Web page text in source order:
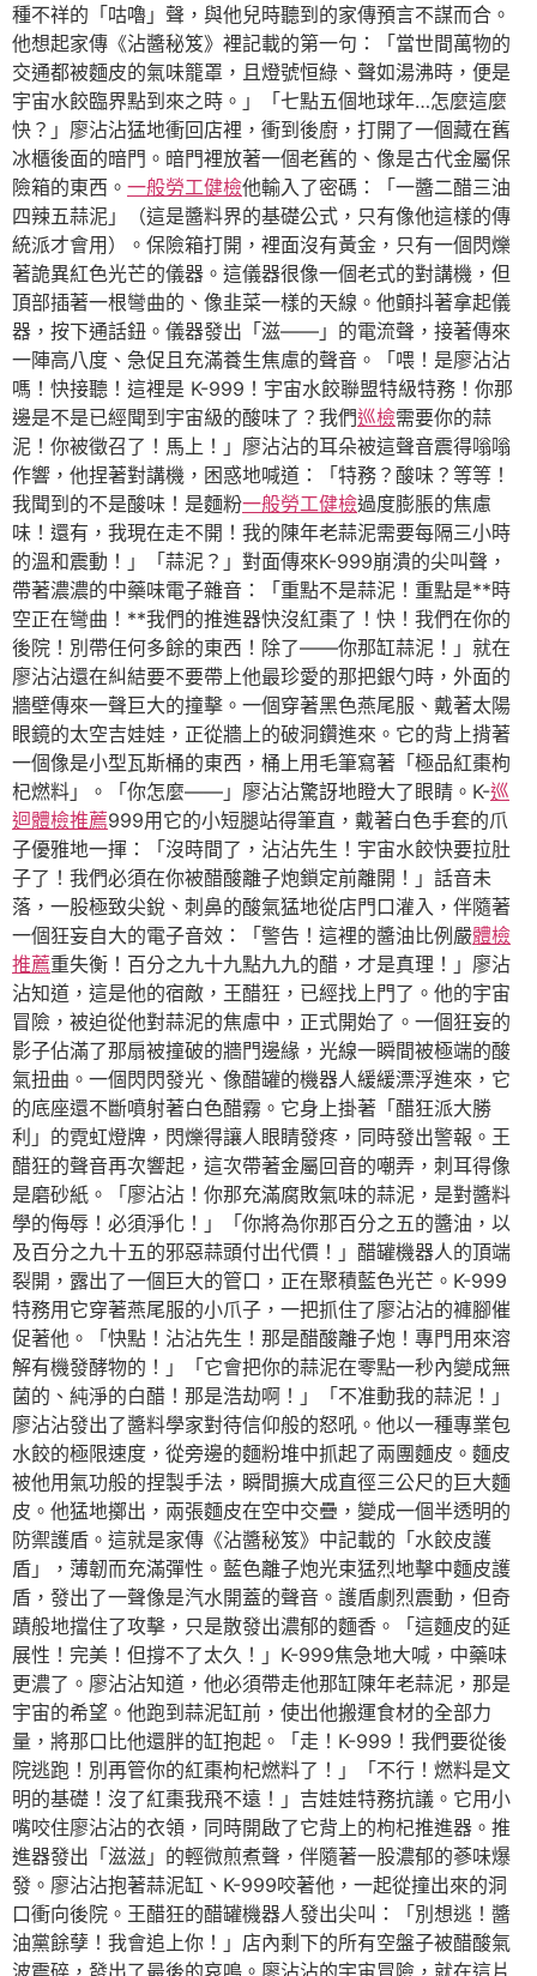
種不祥的「咕嚕」聲，與他兒時聽到的家傳預言不謀而合。
他想起家傳《沾醬秘笈》裡記載的第一句：「當世間萬物的
交通都被麵皮的氣味籠罩，且燈號恒綠、聲如湯沸時，便是
宇宙水餃臨界點到來之時。」「七點五個地球年…怎麼這麼
快？」廖沾沾猛地衝回店裡，衝到後廚，打開了一個藏在舊
冰櫃後面的暗門。暗門裡放著一個老舊的、像是古代金屬保
險箱的東西。 一般勞工健檢他輸入了密碼：「一醬二醋三油
四辣五蒜泥」（這是醬料界的基礎公式，只有像他這樣的傳
統派才會用）。保險箱打開，裡面沒有黃金，只有一個閃爍
著詭異紅色光芒的儀器。這儀器很像一個老式的對講機，但
頂部插著一根彎曲的、像韭菜一樣的天線。他顫抖著拿起儀
器，按下通話鈕。儀器發出「滋——」的電流聲，接著傳來
一陣高八度、急促且充滿養生焦慮的聲音。「喂！是廖沾沾
嗎！快接聽！這裡是 K-999！宇宙水餃聯盟特級特務！你那
邊是不是已經聞到宇宙級的酸味了？我們巡檢需要你的蒜
泥！你被徵召了！馬上！」廖沾沾的耳朵被這聲音震得嗡嗡
作響，他捏著對講機，困惑地喊道：「特務？酸味？等等！
我聞到的不是酸味！是麵粉一般勞工健檢過度膨脹的焦慮
味！還有，我現在走不開！我的陳年老蒜泥需要每隔三小時
的溫和震動！」「蒜泥？」對面傳來K-999崩潰的尖叫聲，
帶著濃濃的中藥味電子雜音：「重點不是蒜泥！重點是**時
空正在彎曲！**我們的推進器快沒紅棗了！快！我們在你的
後院！別帶任何多餘的東西！除了——你那缸蒜泥！」就在
廖沾沾還在糾結要不要帶上他最珍愛的那把銀勺時，外面的
牆壁傳來一聲巨大的撞擊。一個穿著黑色燕尾服、戴著太陽
眼鏡的太空吉娃娃，正從牆上的破洞鑽進來。它的背上揹著
一個像是小型瓦斯桶的東西，桶上用毛筆寫著「極品紅棗枸
杞燃料」。「你怎麼——」廖沾沾驚訝地瞪大了眼睛。K-巡
迴體檢推薦999用它的小短腿站得筆直，戴著白色手套的爪
子優雅地一揮：「沒時間了，沾沾先生！宇宙水餃快要拉肚
子了！我們必須在你被醋酸離子炮鎖定前離開！」話音未
落，一股極致尖銳、刺鼻的酸氣猛地從店門口灌入，伴隨著
一個狂妄自大的電子音效：「警告！這裡的醬油比例嚴體檢
推薦重失衡！百分之九十九點九九的醋，才是真理！」廖沾
沾知道，這是他的宿敵，王醋狂，已經找上門了。他的宇宙
冒險，被迫從他對蒜泥的焦慮中，正式開始了。一個狂妄的
影子佔滿了那扇被撞破的牆門邊緣，光線一瞬間被極端的酸
氣扭曲。一個閃閃發光、像醋罐的機器人緩緩漂浮進來，它
的底座還不斷噴射著白色醋霧。它身上掛著「醋狂派大勝
利」的霓虹燈牌，閃爍得讓人眼睛發疼，同時發出警報。王
醋狂的聲音再次響起，這次帶著金屬回音的嘲弄，刺耳得像
是磨砂紙。「廖沾沾！你那充滿腐敗氣味的蒜泥，是對醬料
學的侮辱！必須淨化！」「你將為你那百分之五的醬油，以
及百分之九十五的邪惡蒜頭付出代價！」醋罐機器人的頂端
裂開，露出了一個巨大的管口，正在聚積藍色光芒。K-999
特務用它穿著燕尾服的小爪子，一把抓住了廖沾沾的褲腳催
促著他。「快點！沾沾先生！那是醋酸離子炮！專門用來溶
解有機發酵物的！」「它會把你的蒜泥在零點一秒內變成無
菌的、純淨的白醋！那是浩劫啊！」「不准動我的蒜泥！」
廖沾沾發出了醬料學家對待信仰般的怒吼。他以一種專業包
水餃的極限速度，從旁邊的麵粉堆中抓起了兩團麵皮。麵皮
被他用氣功般的捏製手法，瞬間擴大成直徑三公尺的巨大麵
皮。他猛地擲出，兩張麵皮在空中交疊，變成一個半透明的
防禦護盾。這就是家傳《沾醬秘笈》中記載的「水餃皮護
盾」，薄韌而充滿彈性。藍色離子炮光束猛烈地擊中麵皮護
盾，發出了一聲像是汽水開蓋的聲音。護盾劇烈震動，但奇
蹟般地擋住了攻擊，只是散發出濃郁的麵香。「這麵皮的延
展性！完美！但撐不了太久！」K-999焦急地大喊，中藥味
更濃了。廖沾沾知道，他必須帶走他那缸陳年老蒜泥，那是
宇宙的希望。他跑到蒜泥缸前，使出他搬運食材的全部力
量，將那口比他還胖的缸抱起。「走！K-999！我們要從後
院逃跑！別再管你的紅棗枸杞燃料了！」「不行！燃料是文
明的基礎！沒了紅棗我飛不遠！」吉娃娃特務抗議。它用小
嘴咬住廖沾沾的衣領，同時開啟了它背上的枸杞推進器。推
進器發出「滋滋」的輕微煎煮聲，伴隨著一股濃郁的蔘味爆
發。廖沾沾抱著蒜泥缸、K-999咬著他，一起從撞出來的洞
口衝向後院。王醋狂的醋罐機器人發出尖叫：「別想逃！醬
油黨餘孽！我會追上你！」店內剩下的所有空盤子被醋酸氣
波震碎，發出了最後的哀鳴。廖沾沾的宇宙冒險，就在這片